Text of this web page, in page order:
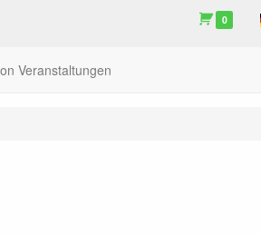
0
Veranstaltungen